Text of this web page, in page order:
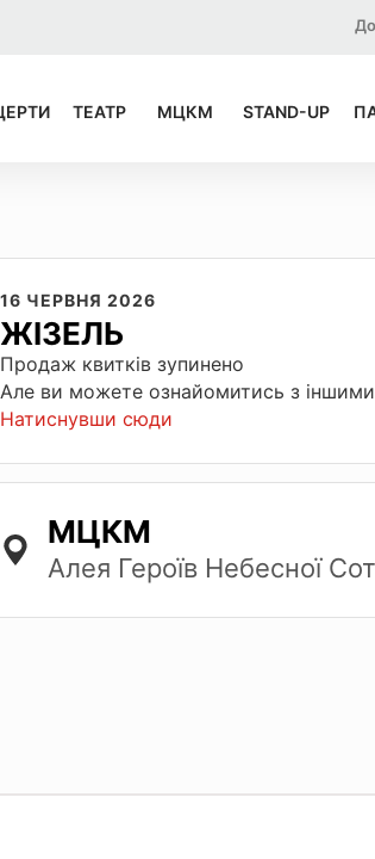
ТЕАТР МЦКМ STAND-UP
16 ЧЕРВНЯ 2026
ЖІЗЕЛЬ
Продаж квитків зупинено
Але ви можете ознайомитись з іншими
Натиснувши сюди
МЦКМ
Алея Героїв Небесної